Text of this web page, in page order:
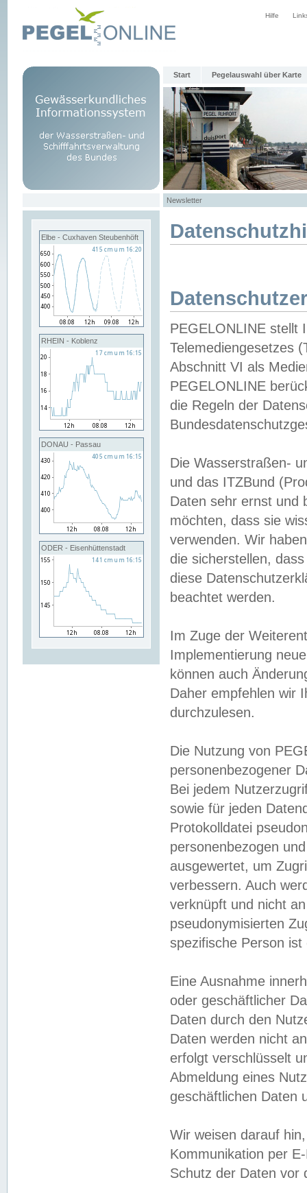
Hilfe
Start Pegelauswahl über Karte
Newsletter
Elbe - Cuxhaven Steubenhöft
RHEIN - Koblenz
DONAU - Passau
ODER - Eisenhüttenstadt
PEGELONLINE stellt
Telemediengesetzes
Abschnitt VI als
PEGELONLINE
die Regeln der
Die Wasserstraßen-
und das ITZBund
Daten sehr ernst und
möchten, dass sie
verwenden. Wir
die sicherstellen,
diese
beachtet werden.
Im Zuge der
Implementierung
können auch
Daher empfehlen wir
durchzulesen.
Die Nutzung von
personenbezogener
Bei jedem
sowie für jeden
Protokolldatei
personenbezogen
ausgewertet, um
verbessern. Auch
verknüpft und nicht
pseudonymisierten
spezifische Person
Eine Ausnahme
oder geschäftlicher
Daten durch den
Daten werden nicht
erfolgt verschlüsselt
Abmeldung eines
geschäftlichen Daten
Wir weisen darauf
Kommunikation per
Schutz der Daten vor